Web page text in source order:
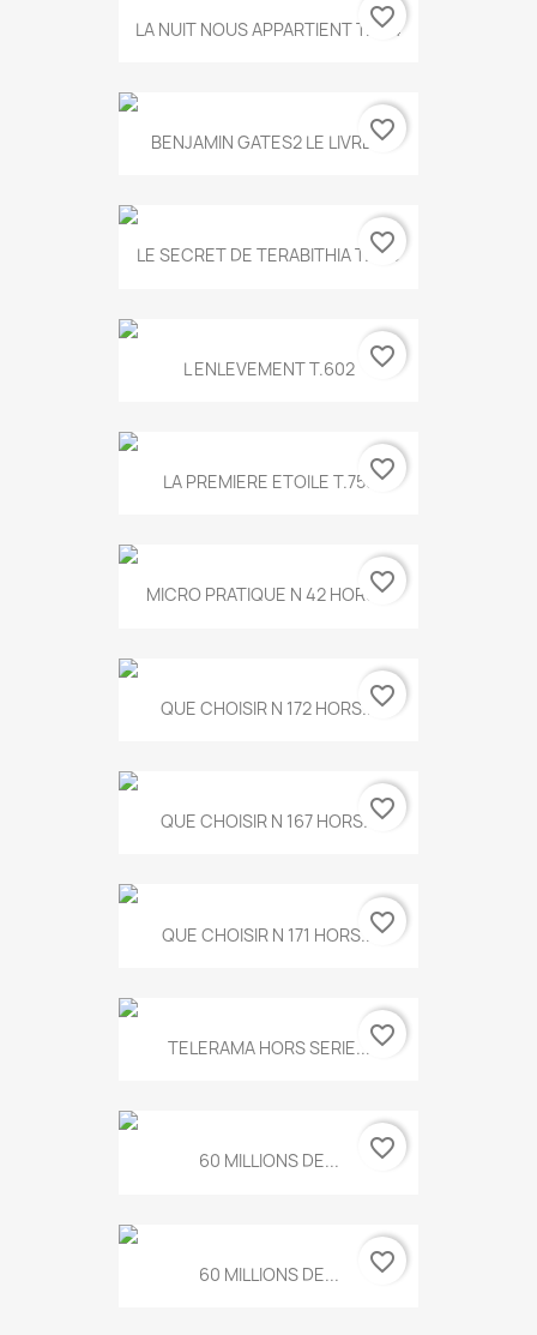
LA NUIT NOUS APPARTIENT T.634
favorite_border
BENJAMIN GATES2 LE LIVRE...
favorite_border
LE SECRET DE TERABITHIA T.560
favorite_border
L ENLEVEMENT T.602 favorite_border
LA PREMIERE ETOILE T.755favorite_border
MICRO PRATIQUE N 42 HORS...
favorite_border
QUE CHOISIR N 172 HORS...favorite_border
QUE CHOISIR N 167 HORS...favorite_border
QUE CHOISIR N 171 HORS...favorite_border
TELERAMA HORS SERIE...favorite_border
60 MILLIONS DE... favorite_border
60 MILLIONS DE... favorite_border